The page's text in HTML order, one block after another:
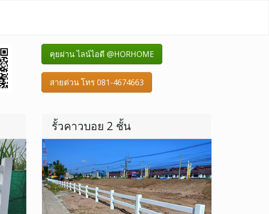
คุยผ่าน ไลน์ไอดี @HORHOME
สายด่วน โทร 081-4674663
รั้วคาวบอย 2 ชั้น